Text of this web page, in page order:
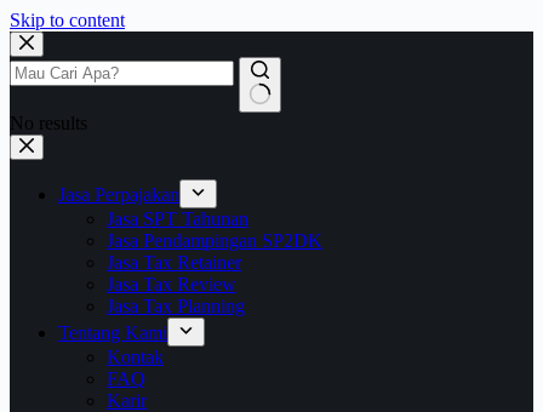
Skip to content
No results
Jasa Perpajakan
Jasa SPT Tahunan
Jasa Pendampingan SP2DK
Jasa Tax Retainer
Jasa Tax Review
Jasa Tax Planning
Tentang Kami
Kontak
FAQ
Karir